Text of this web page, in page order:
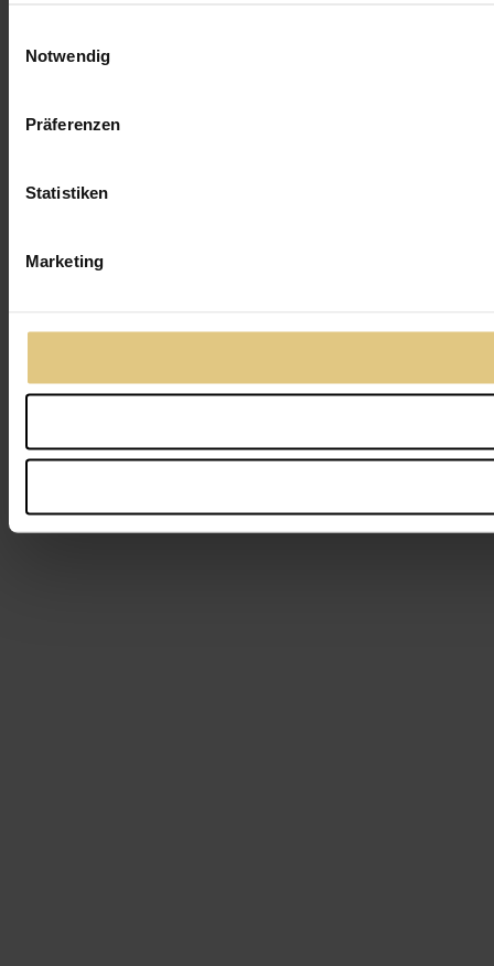
Notwendig
Präferenzen
Statistiken
Marketing